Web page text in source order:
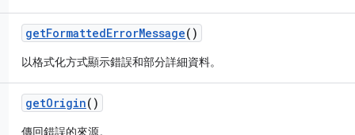
getFormattedErrorMessage()
以格式化方式顯示錯誤和部分詳細資料。
getOrigin()
傳回錯誤的來源。